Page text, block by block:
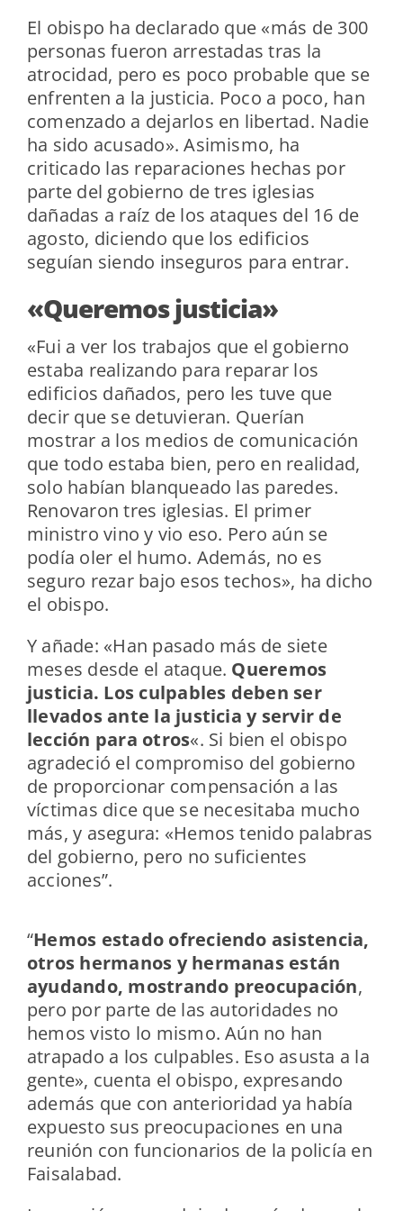
El obispo ha declarado que «más de 300
personas fueron arrestadas tras la
atrocidad, pero es poco probable que se
enfrenten a la justicia. Poco a poco, han
comenzado a dejarlos en libertad. Nadie
ha sido acusado». Asimismo, ha
criticado las reparaciones hechas por
parte del gobierno de tres iglesias
dañadas a raíz de los ataques del 16 de
agosto, diciendo que los edificios
seguían siendo inseguros para entrar.
«Queremos justicia»
«Fui a ver los trabajos que el gobierno
estaba realizando para reparar los
edificios dañados, pero les tuve que
decir que se detuvieran. Querían
mostrar a los medios de comunicación
que todo estaba bien, pero en realidad,
solo habían blanqueado las paredes.
Renovaron tres iglesias. El primer
ministro vino y vio eso. Pero aún se
podía oler el humo. Además, no es
seguro rezar bajo esos techos», ha dicho
el obispo.
Y añade: «Han pasado más de siete
meses desde el ataque. Queremos
justicia. Los culpables deben ser
llevados ante la justicia y servir de
lección para otros«. Si bien el obispo
agradeció el compromiso del gobierno
de proporcionar compensación a las
víctimas dice que se necesitaba mucho
más, y asegura: «Hemos tenido palabras
del gobierno, pero no suficientes
acciones”.
“Hemos estado ofreciendo asistencia,
otros hermanos y hermanas están
ayudando, mostrando preocupación,
pero por parte de las autoridades no
hemos visto lo mismo. Aún no han
atrapado a los culpables. Eso asusta a la
gente», cuenta el obispo, expresando
además que con anterioridad ya había
expuesto sus preocupaciones en una
reunión con funcionarios de la policía en
Faisalabad.